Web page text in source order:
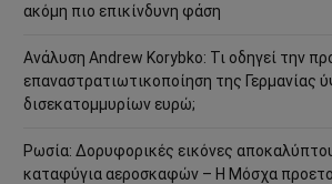
ακόμη πιο επικίνδυνη φάση
Ανάλυση Andrew Korybko: Τι οδηγεί την
επαναστρατιωτικοποίηση της Γερμανίας
δισεκατομμυρίων ευρώ;
Ρωσία: Δορυφορικές εικόνες
καταφύγια αεροσκαφών – Η Μόσχα